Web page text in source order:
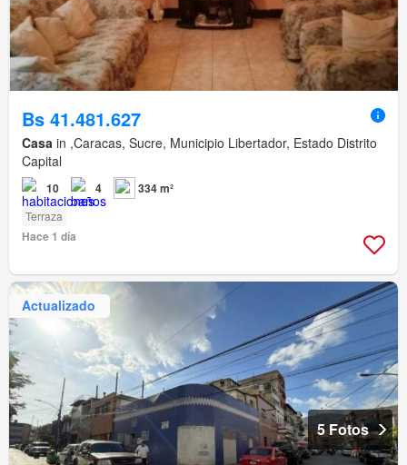
Bs 41.481.627
Casa in ,Caracas, Sucre, Municipio Libertador, Estado Distrito
Capital
10 4 334 m²
Terraza
Hace 1 día
Actualizado
5 Fotos